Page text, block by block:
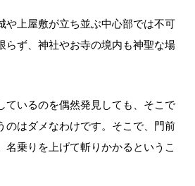
や上屋敷が立ち並ぶ中心部では不可
らず、神社やお寺の境内も神聖な場
ているのを偶然発見しても、そこで
はダメなわけです。そこで、門前
名乗りを上げて斬りかかるというこ